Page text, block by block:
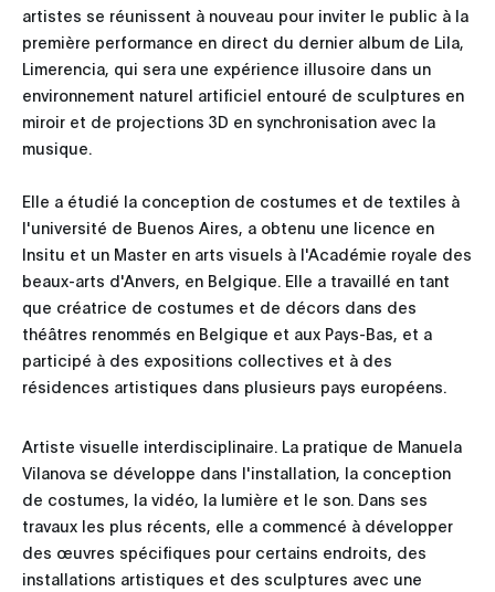
artistes se réunissent à nouveau pour inviter le public à la
première performance en direct du dernier album de Lila,
Limerencia, qui sera une expérience illusoire dans un
environnement naturel artificiel entouré de sculptures en
miroir et de projections 3D en synchronisation avec la
musique.
Elle a étudié la conception de costumes et de textiles à
l'université de Buenos Aires, a obtenu une licence en
Insitu et un Master en arts visuels à l'Académie royale des
beaux-arts d'Anvers, en Belgique. Elle a travaillé en tant
que créatrice de costumes et de décors dans des
théâtres renommés en Belgique et aux Pays-Bas, et a
participé à des expositions collectives et à des
résidences artistiques dans plusieurs pays européens.
Artiste visuelle interdisciplinaire. La pratique de Manuela
Vilanova se développe dans l'installation, la conception
de costumes, la vidéo, la lumière et le son. Dans ses
travaux les plus récents, elle a commencé à développer
des œuvres spécifiques pour certains endroits, des
installations artistiques et des sculptures avec une